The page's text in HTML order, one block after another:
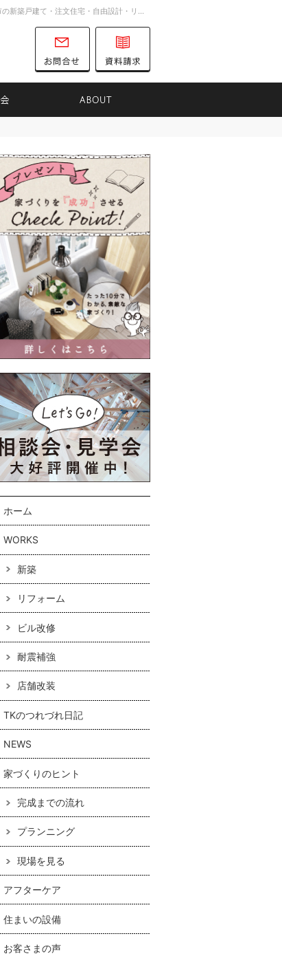
お客様の想いを詰め込んだ家づくり。千葉市・船橋市の新築戸建て・注文住宅・自由設計・リノベーションを手がける工務店ならTK31へ。
耐震補強
ホーム
WORKS
新築
リフォーム
ビル改修
耐震補強
店舗改装
TKのつれづれ日記
NEWS
家づくりのヒント
完成までの流れ
プランニング
現場を見る
アフターケア
住まいの設備
お客さまの声
047-701-8731
営業時間
9:00～16:00
定休日
土曜日
日曜日 お問合せ